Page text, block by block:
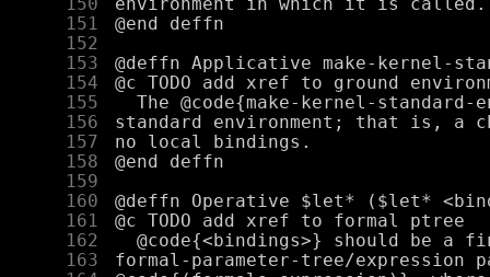
    150
    151
    152
    153
    154
    155
    156
    157
    158
    159
    160
    161
    162
    163